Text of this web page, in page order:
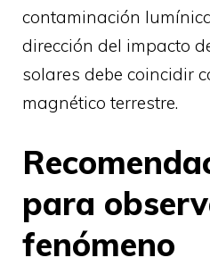
contaminación
dirección del impacto
solares debe coincidir
magnético terrestre.
para
fenómeno